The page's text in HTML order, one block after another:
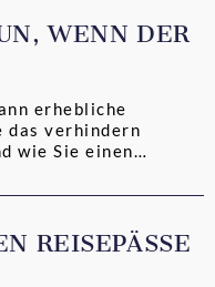
WENN DER
erhebliche
das verhindern
wie Sie einen
REISEPÄSSE